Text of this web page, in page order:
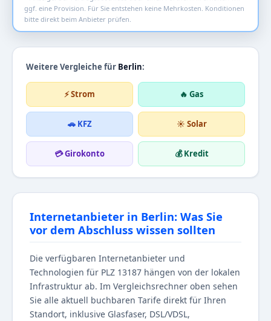
ggf. eine Provision. Für Sie entstehen keine Mehrkosten. Konditionen
bitte direkt beim Anbieter prüfen.
Weitere Vergleiche für Berlin:
⚡ Strom 🔥 Gas
🚗 KFZ ☀️ Solar
💳 Girokonto 💰 Kredit
Internetanbieter in Berlin: Was Sie
vor dem Abschluss wissen sollten
Die verfügbaren Internetanbieter und
Technologien für PLZ 13187 hängen von der lokalen
Infrastruktur ab. Im Vergleichsrechner oben sehen
Sie alle aktuell buchbaren Tarife direkt für Ihren
Standort, inklusive Glasfaser, DSL/VDSL,